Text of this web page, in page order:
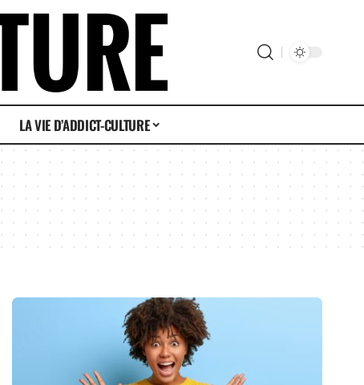
LA VIE D’ADDICT-CULTURE